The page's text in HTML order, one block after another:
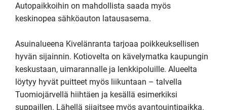
Autopaikkoihin on mahdollista saada myös
keskinopea sähköauton latausasema.
Asuinalueena Kivelänranta tarjoaa poikkeuksellisen
hyvän sijainnin. Kotiovelta on kävelymatka kaupungin
keskustaan, uimarannalle ja lenkkipoluille. Alueelta
löytyy hyvät puitteet myös liikuntaan – talvella
Tuomiojärvellä hiihtäen ja kesällä esimerkiksi
suppaillen. Lähellä sijaitsee myös avantouintipaikka.